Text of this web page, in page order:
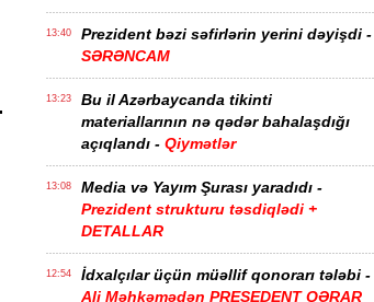
13:40
Prezident bəzi səfirlərin yerini dəyişdi -
SƏRƏNCAM
13:23
Bu il Azərbaycanda tikinti
materiallarının nə qədər bahalaşdığı
açıqlandı - Qiymətlər
13:08
Media və Yayım Şurası yaradıdı -
Prezident strukturu təsdiqlədi +
DETALLAR
12:54
İdxalçılar üçün müəllif qonorarı tələbi -
Ali Məhkəmədən PRESEDENT QƏRAR